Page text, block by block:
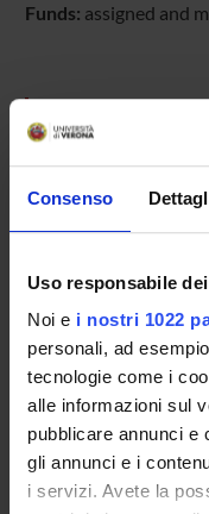
Consenso
Uso responsabile
Noi e i nostri 1022
personali, ad
tecnologie come i
alle informazioni sul
pubblicare annunci e
gli annunci e i
i servizi. Avete la
Funds: assigned and
Marzia Di Chio
Technical-
Guido Francesco
SECTIONS
Section of